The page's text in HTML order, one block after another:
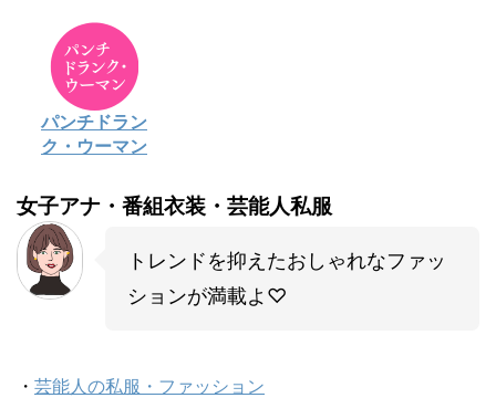
パンチドラン
ク・ウーマン
女子アナ・番組衣装・芸能人私服
トレンドを抑えたおしゃれなファッ
ションが満載よ♡
・ 芸能人の私服・ファッション